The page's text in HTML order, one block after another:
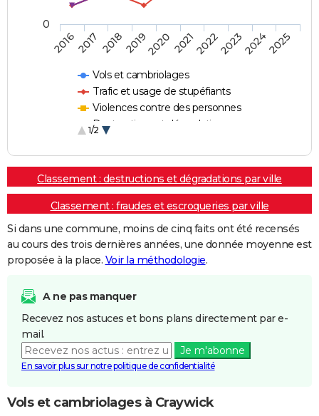
Vols et cambriolages
Trafic et usage de stupéfiants
Violences contre des personnes
Destructions et dégradations
1/2
20162017 20182019202020212022202320242025
0
Classement : destructions et dégradations par ville
Classement : fraudes et escroqueries par ville
Si dans une commune, moins de cinq faits ont été recensés
au cours des trois dernières années, une donnée moyenne est
proposée à la place. Voir la méthodologie.
A ne pas manquer
Recevez nos astuces et bons plans directement par e-
mail.
Je m'abonne
En savoir plus sur notre politique de confidentialité
Vols et cambriolages à Craywick